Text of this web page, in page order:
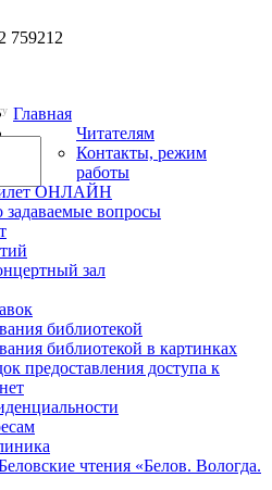
759212
Главная
Читателям
Контакты, режим
работы
ОНЛАЙН
задаваемые вопросы
зал
библиотекой
библиотекой в картинках
предоставления доступа к
чтения «Белов. Вологда.